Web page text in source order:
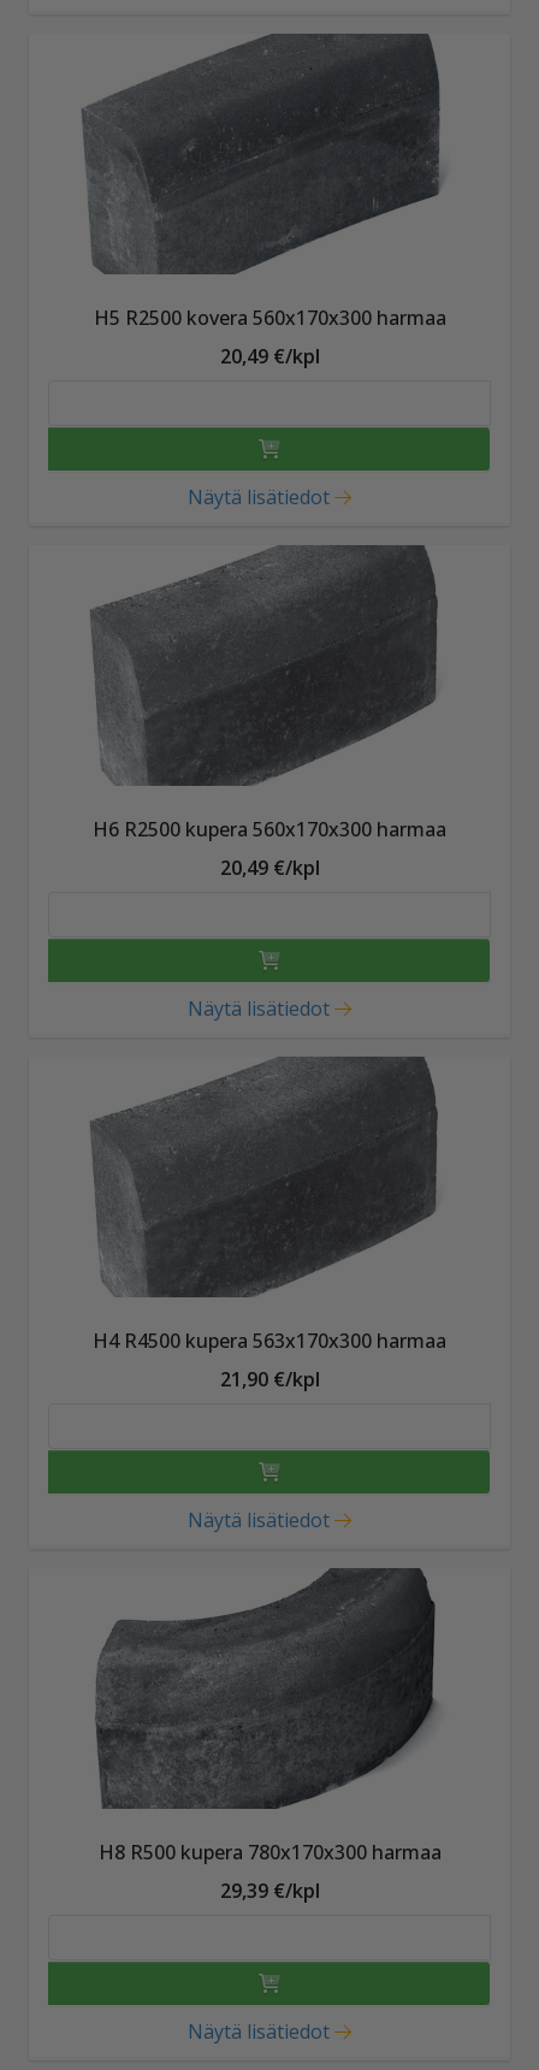
H5 R2500 kovera 560x170x300 harmaa
20,49 €/kpl
Näytä lisätiedot
H6 R2500 kupera 560x170x300 harmaa
20,49 €/kpl
Näytä lisätiedot
H4 R4500 kupera 563x170x300 harmaa
21,90 €/kpl
Näytä lisätiedot
H8 R500 kupera 780x170x300 harmaa
29,39 €/kpl
Näytä lisätiedot